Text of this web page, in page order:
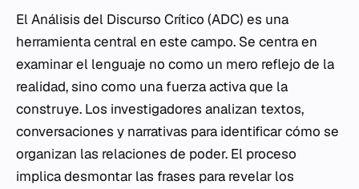
El Análisis del Discurso Crítico (ADC) es una
herramienta central en este campo. Se centra en
examinar el lenguaje no como un mero reflejo de la
realidad, sino como una fuerza activa que la
construye. Los investigadores analizan textos,
conversaciones y narrativas para identificar cómo se
organizan las relaciones de poder. El proceso
implica desmontar las frases para revelar los